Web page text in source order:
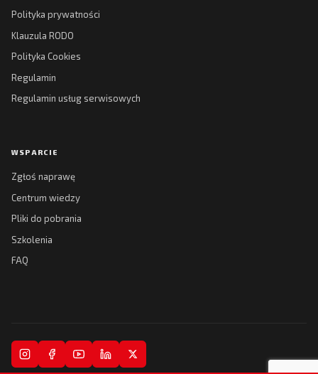
Polityka prywatności
Klauzula RODO
Polityka Cookies
Regulamin
Regulamin usług serwisowych
WSPARCIE
Zgłoś naprawę
Centrum wiedzy
Pliki do pobrania
Szkolenia
FAQ